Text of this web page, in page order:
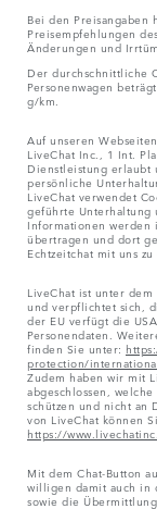
Bei den
Preisempfehlungen
Änderungen und
Der durchschnittliche
Personenwagen
g/km.
Auf unseren
LiveChat Inc., 1 Int.
Dienstleistung erlaubt
persönliche
LiveChat verwendet
geführte Unterhaltung
Informationen werden
übertragen und dort
Echtzeitchat mit uns
LiveChat ist unter
und verpflichtet sich,
der EU verfügt die
Personendaten.
finden Sie unter:
protection/
Zudem haben wir mit
abgeschlossen,
schützen und nicht an
von LiveChat können
https://
Mit dem Chat-Button
willigen damit auch in
sowie die